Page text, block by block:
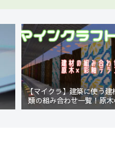
【マイクラ】建築に使う建
類の組み合わせ一覧！原
編【